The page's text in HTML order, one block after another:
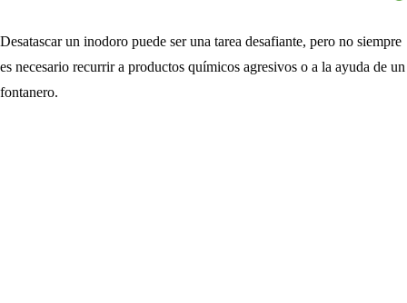
Desatascar un inodoro puede ser una tarea desafiante, pero no siempre
es necesario recurrir a productos químicos agresivos o a la ayuda de un
fontanero.